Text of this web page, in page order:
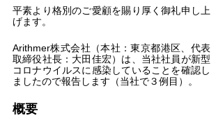
平素より格別のご愛顧を賜り厚く御礼申し上
げます。
Arithmer株式会社（本社：東京都港区、代表
取締役社長：大田佳宏）は、当社社員が新型
コロナウイルスに感染していることを確認し
ましたので報告します（当社で３例目）。
概要